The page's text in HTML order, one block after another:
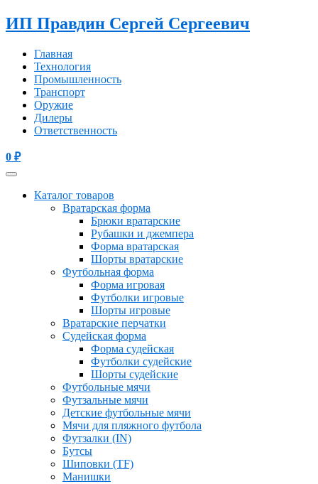
ИП Правдин Сергей Сергеевич
Главная
Технология
Промышленность
Транспорт
Оружие
Дилеры
Ответственность
0 ₽
Каталог товаров
Вратарская форма
Брюки вратарские
Рубашки и джемпера
Форма вратарская
Шорты вратарские
Футбольная форма
Форма игровая
Футболки игровые
Шорты игровые
Вратарские перчатки
Судейская форма
Форма судейская
Футболки судейские
Шорты судейские
Футбольные мячи
Футзальные мячи
Детские футбольные мячи
Мячи для пляжного футбола
Футзалки (IN)
Бутсы
Шиповки (TF)
Манишки